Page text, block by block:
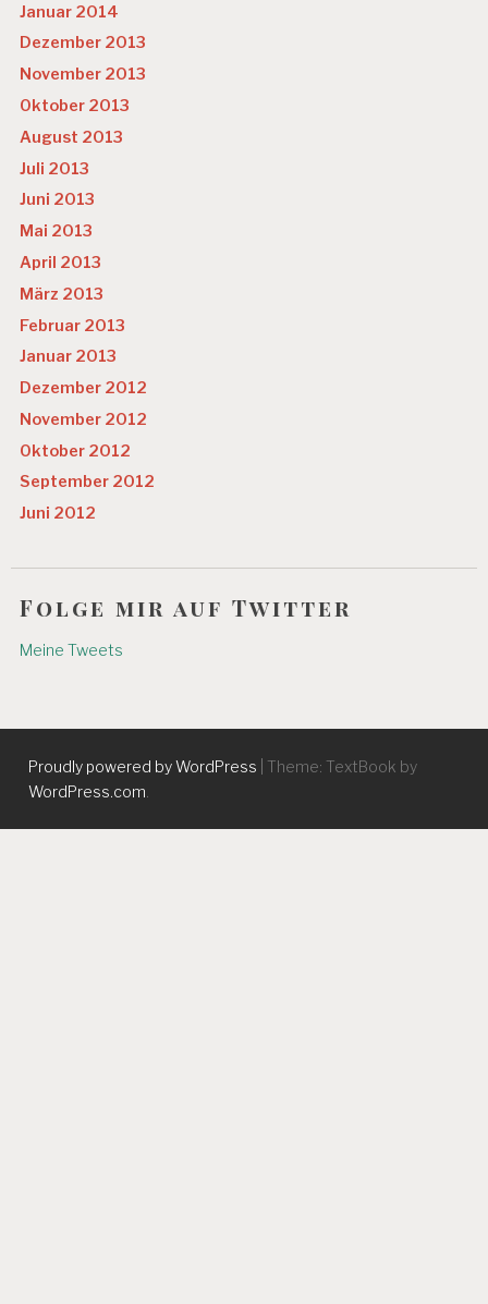
Januar 2014
Dezember 2013
November 2013
Oktober 2013
August 2013
Juli 2013
Juni 2013
Mai 2013
April 2013
März 2013
Februar 2013
Januar 2013
Dezember 2012
November 2012
Oktober 2012
September 2012
Juni 2012
Folge mir auf Twitter
Meine Tweets
Proudly powered by WordPress
Theme: TextBook by
WordPress.com